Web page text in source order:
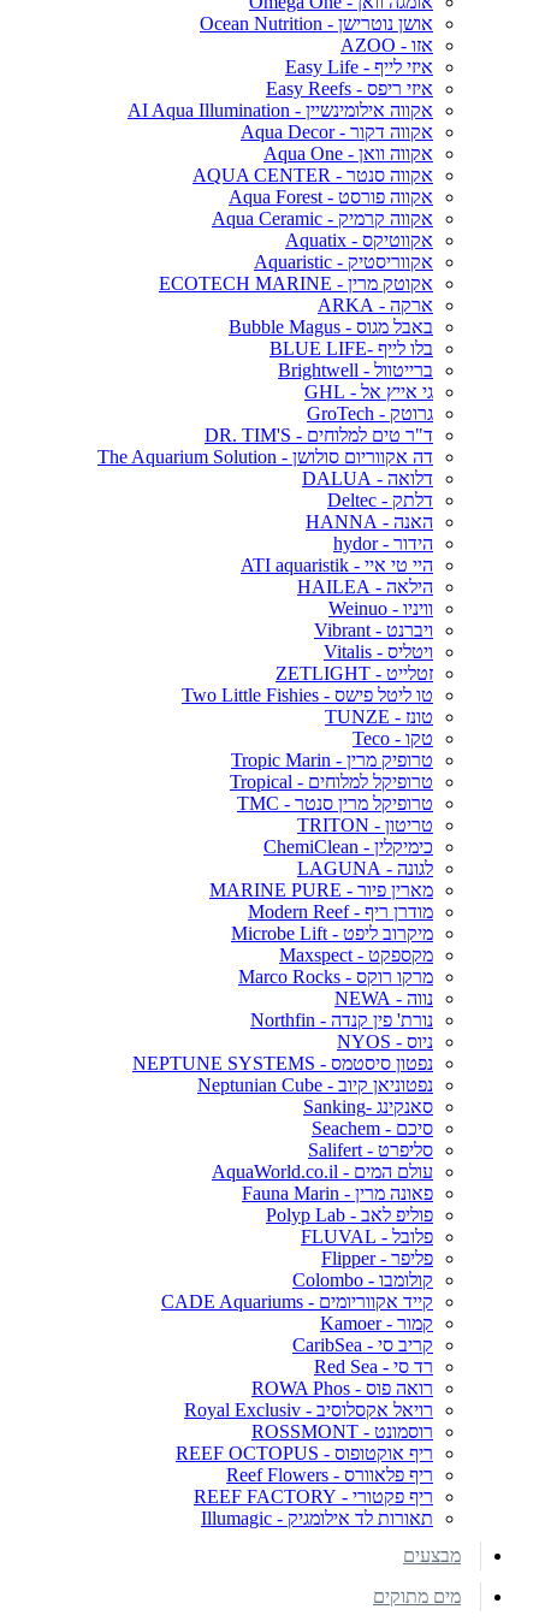
אושן נוטרישן - Ocean Nutrition
אזו - AZOO
איזי לייף - Easy Life
איזי ריפס - Easy Reefs
אקווה אילומינשיין - AI Aqua Illumination
אקווה דקור - Aqua Decor
אקווה וואן - Aqua One
אקווה סנטר - AQUA CENTER
אקווה פורסט - Aqua Forest
אקווה קרמיק - Aqua Ceramic
אקווטיקס - Aquatix
אקווריסטיק - Aquaristic
אקוטק מרין - ECOTECH MARINE
ארקה - ARKA
באבל מגוס - Bubble Magus
בלו לייף -BLUE LIFE
ברייטוול - Brightwell
גי אייץ אל - GHL
גרוטק - GroTech
ד"ר טים למלוחים - DR. TIM'S
דה אקווריום סולושן - The Aquarium Solution
דלואה - DALUA
דלתק - Deltec
האנה - HANNA
הידור - hydor
היי טי איי - ATI aquaristik
הילאה - HAILEA
וויניו - Weinuo
ויברנט - Vibrant
ויטליס - Vitalis
זטלייט - ZETLIGHT
טו ליטל פישס - Two Little Fishies
טונז - TUNZE
טקו - Teco
טרופיק מרין - Tropic Marin
טרופיקל למלוחים - Tropical
טרופיקל מרין סנטר - TMC
טריטון - TRITON
כימיקלין - ChemiClean
לגונה - LAGUNA
מארין פיור - MARINE PURE
מודרן ריף - Modern Reef
מיקרוב ליפט - Microbe Lift
מקספקט - Maxspect
מרקו רוקס - Marco Rocks
נווה - NEWA
נורת' פין קנדה - Northfin
ניוס - NYOS
נפטון סיסטמס - NEPTUNE SYSTEMS
נפטוניאן קיוב - Neptunian Cube
סאנקינג -Sanking
סיכם - Seachem
סליפרט - Salifert
עולם המים - AquaWorld.co.il
פאונה מרין - Fauna Marin
פוליפ לאב - Polyp Lab
פלובל - FLUVAL
פליפר - Flipper
קולומבו - Colombo
קייד אקווריומים - CADE Aquariums
קמור - Kamoer
קריב סי - CaribSea
רד סי - Red Sea
רואה פוס - ROWA Phos
רויאל אקסלוסיב - Royal Exclusiv
רוסמונט - ROSSMONT
ריף אוקטופוס - REEF OCTOPUS
ריף פלאוורס - Reef Flowers
ריף פקטורי - REEF FACTORY
תאורות לד אילומגיק - Illumagic
מבצעים
מים מתוקים